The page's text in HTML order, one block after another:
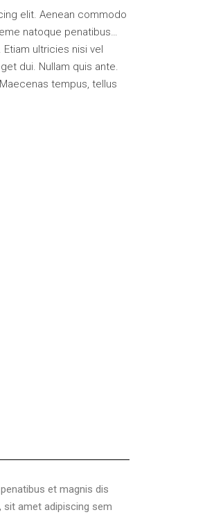
elit. Aenean commodo
natoque penatibus…
ultricies nisi vel
dui. Nullam quis ante.
tempus, tellus
et magnis dis
sit amet adipiscing sem